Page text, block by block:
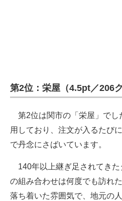
第2位：栄屋（4.5pt／206ク
第2位は関市の「栄屋」でし
用しており、注文が入るたび
で丹念にさばいています。
140年以上継ぎ足されてきた
の組み合わせは何度でも訪れ
落ち着いた雰囲気で、地元の